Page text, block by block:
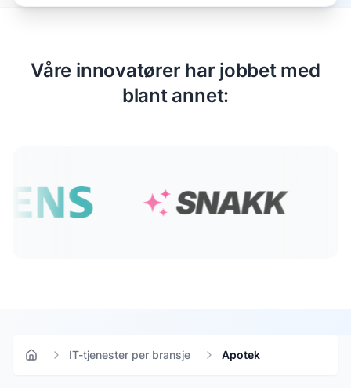
Våre innovatører har jobbet med
blant annet:
Hjem IT-tjenester per bransje Apotek